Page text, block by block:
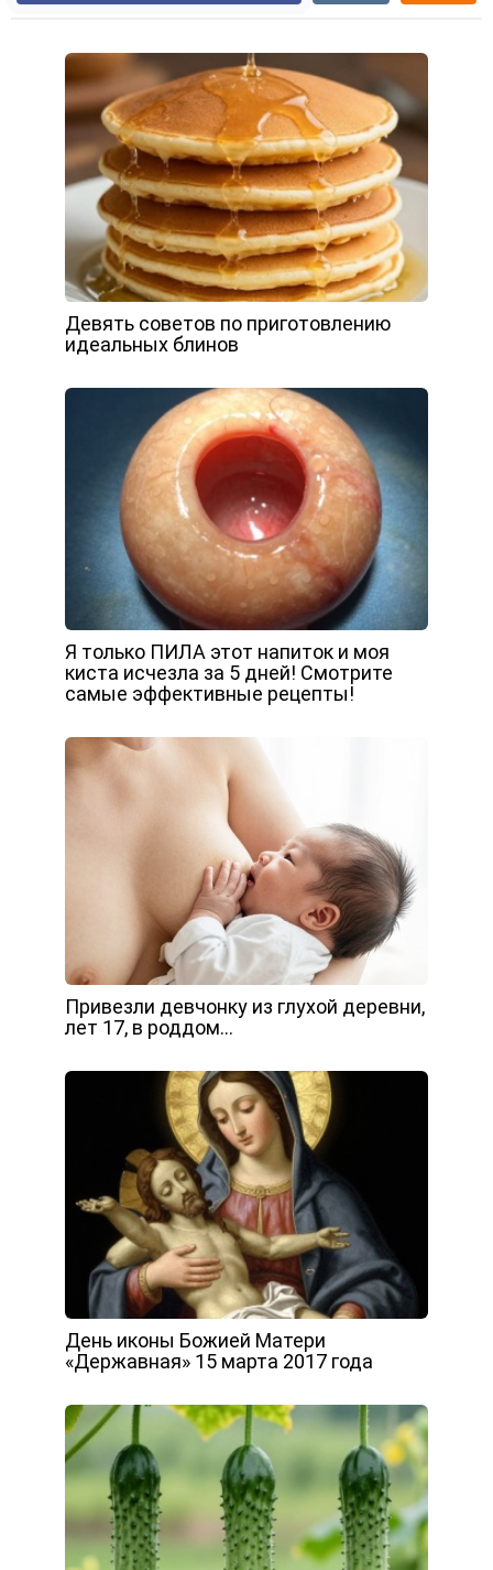
Девять советов по приготовлению
идеальных блинов
Я только ПИЛА этот напиток и моя
киста исчезла за 5 дней! Смотрите
самые эффективные рецепты!
Привезли девчонку из глухой деревни,
лет 17, в роддом…
День иконы Божией Матери
«Державная» 15 марта 2017 года